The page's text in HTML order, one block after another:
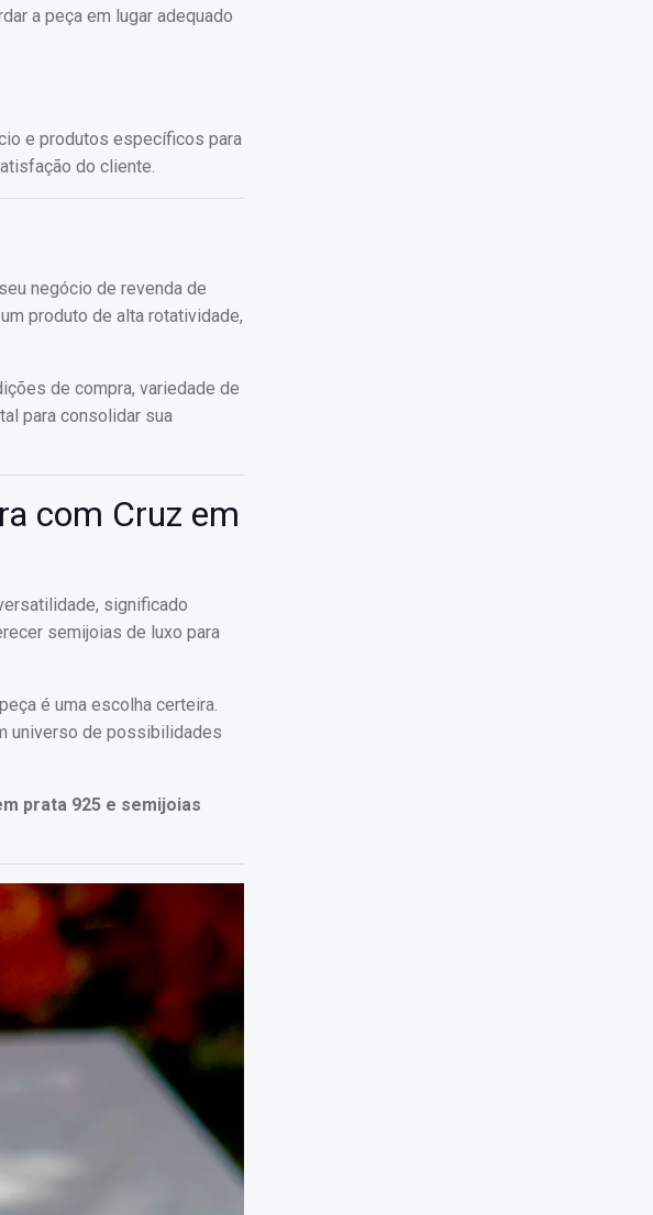
a peça em lugar adequado
e produtos específicos para
do cliente.
negócio de revenda de
produto de alta rotatividade,
de compra, variedade de
para consolidar sua
com Cruz em
significado
semijoias de luxo para
é uma escolha certeira.
universo de possibilidades
prata 925 e semijoias